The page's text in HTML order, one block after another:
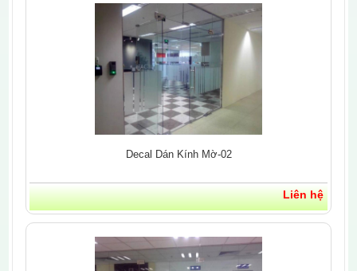
Decal Dán Kính Mờ-02
Liên hệ